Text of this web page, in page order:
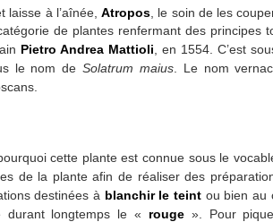
laisse à l’aînée,Atropos , le soin de les
de plantes renfermant des principes
Pietro Andrea Mattioli, en 1554. C’est
le nom deSolatrum maius. Le nom
cette plante est connue sous le
de la plante afin de réaliser des
destinées à blanchir le teint ou bien au
durant longtemps le « rouge ». Pour